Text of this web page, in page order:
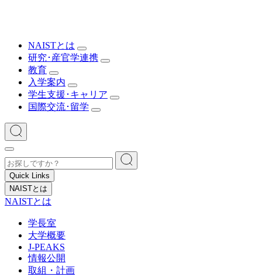
NAISTとは
研究･産官学連携
教育
入学案内
学生支援･キャリア
国際交流･留学
Quick Links
NAISTとは
NAISTとは
学長室
大学概要
J-PEAKS
情報公開
取組・計画